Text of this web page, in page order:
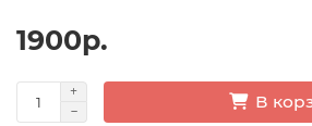
1900р.
В